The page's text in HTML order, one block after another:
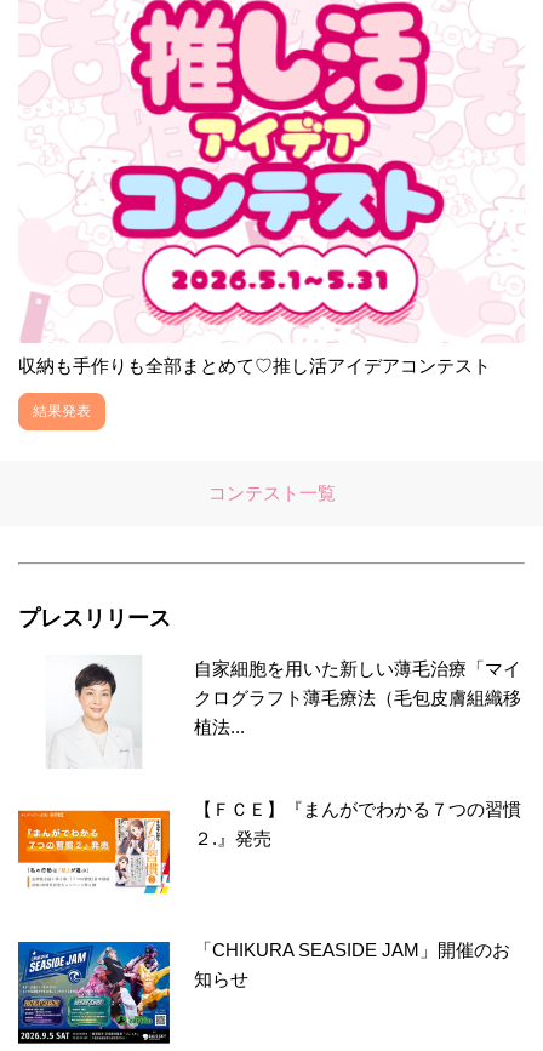
収納も手作りも全部まとめて♡推し活アイデアコンテスト
結果発表
コンテスト一覧
プレスリリース
自家細胞を用いた新しい薄毛治療「マイ
クログラフト薄毛療法（毛包皮膚組織移
植法...
【ＦＣＥ】『まんがでわかる７つの習慣
２.』発売
「CHIKURA SEASIDE JAM」開催のお
知らせ